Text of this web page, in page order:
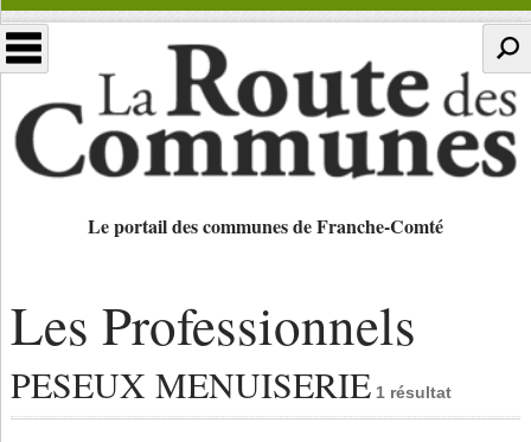
Le portail des communes de Franche-Comté
Les Professionnels
PESEUX MENUISERIE 1 résultat